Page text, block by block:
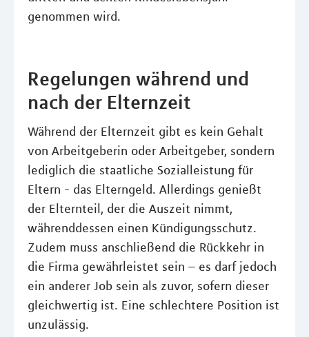
genommen wird.
Regelungen während und
nach der Elternzeit
Während der Elternzeit gibt es kein Gehalt
von Arbeitgeberin oder Arbeitgeber, sondern
lediglich die staatliche Sozialleistung für
Eltern - das Elterngeld. Allerdings genießt
der Elternteil, der die Auszeit nimmt,
währenddessen einen Kündigungsschutz.
Zudem muss anschließend die Rückkehr in
die Firma gewährleistet sein – es darf jedoch
ein anderer Job sein als zuvor, sofern dieser
gleichwertig ist. Eine schlechtere Position ist
unzulässig.